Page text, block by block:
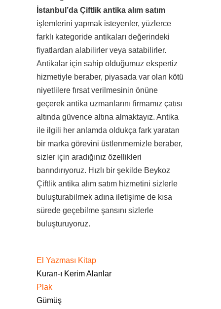
İstanbul’da Çiftlik antika alım satım
işlemlerini yapmak isteyenler, yüzlerce
farklı kategoride antikaları değerindeki
fiyatlardan alabilirler veya satabilirler.
Antikalar için sahip olduğumuz ekspertiz
hizmetiyle beraber, piyasada var olan kötü
niyetlilere fırsat verilmesinin önüne
geçerek antika uzmanlarını firmamız çatısı
altında güvence altına almaktayız. Antika
ile ilgili her anlamda oldukça fark yaratan
bir marka görevini üstlenmemizle beraber,
sizler için aradığınız özellikleri
barındırıyoruz. Hızlı bir şekilde Beykoz
Çiftlik antika alım satım hizmetini sizlerle
buluşturabilmek adına iletişime de kısa
sürede geçebilme şansını sizlerle
buluşturuyoruz.
El Yazması Kitap
Kuran-ı Kerim Alanlar
Plak
Gümüş